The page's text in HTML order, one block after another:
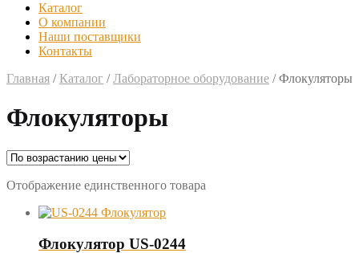
Каталог
О компании
Наши поставщики
Контакты
Главная / Каталог /Лабораторное оборудование /Флокуляторы
Флокуляторы
Отображение единственного товара
Флокулятор US-0244